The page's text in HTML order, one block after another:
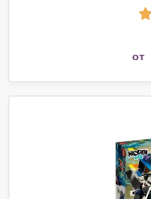
от